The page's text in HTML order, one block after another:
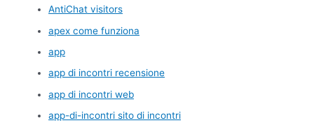
AntiChat visitors
apex come funziona
app
app di incontri recensione
app di incontri web
app-di-incontri sito di incontri